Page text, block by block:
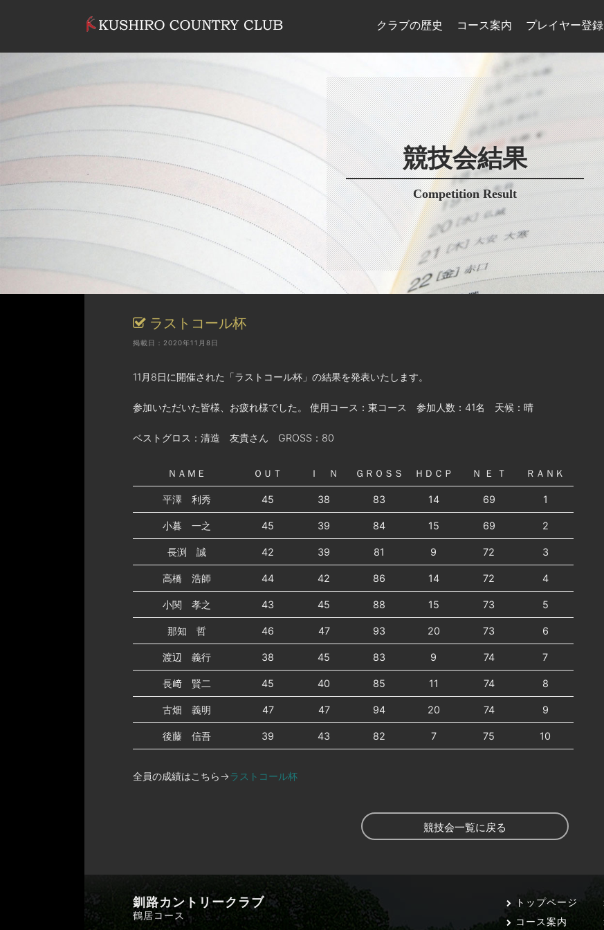
クラブの歴史 コース案内 プレイヤー登録
競技会結果
Competition Result
ラストコール杯
掲載日：2020年11月8日
11月8日に開催された「ラストコール杯」の結果を発表いたします。
参加いただいた皆様、お疲れ様でした。 使用コース：東コース 参加人数：41名 天候：晴
ベストグロス：清造 友貴さん GROSS：80
ＮＡＭＥ ＯＵＴ Ｉ Ｎ ＧＲＯＳＳ ＨＤＣＰ Ｎ Ｅ Ｔ ＲＡＮＫ
平澤 利秀 45 38 83 14 69 1
小暮 一之 45 39 84 15 69 2
長渕 誠 42 39 81 9 72 3
高橋 浩師 44 42 86 14 72 4
小関 孝之 43 45 88 15 73 5
那知 哲 46 47 93 20 73 6
渡辺 義行 38 45 83 9 74 7
長﨑 賢二 45 40 85 11 74 8
古畑 義明 47 47 94 20 74 9
後藤 信吾 39 43 82 7 75 10
全員の成績はこちら→ ラストコール杯
競技会一覧に戻る
釧路カントリークラブ
鶴居コース
トップページ
コース案内